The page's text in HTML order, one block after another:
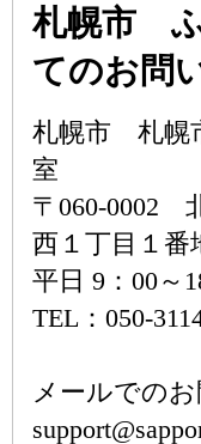
札幌市
てのお問
札幌市 札幌
室
〒060-0002
西１丁目１番
平日 9：00～
TEL：050-
メールでの